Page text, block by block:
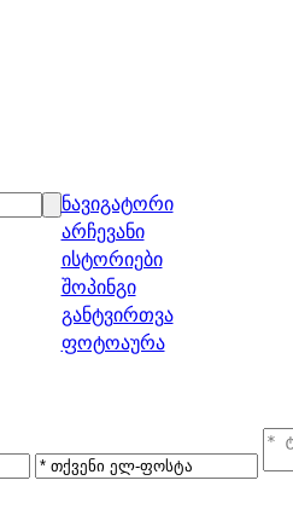
ნავიგატორი
არჩევანი
ისტორიები
შოპინგი
განტვირთვა
ფოტოაურა